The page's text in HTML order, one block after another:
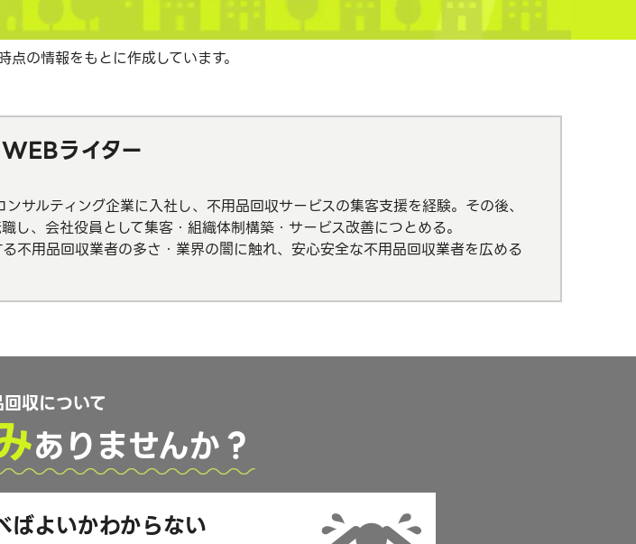
の情報をもとに作成しています。
ライター
サルティング企業に入社し、不用品回収サービスの集客支援を経験。その後、
し、会社役員として集客・組織体制構築・サービス改善につとめる。
不用品回収業者の多さ・業界の闇に触れ、安心安全な不用品回収業者を広める
収について
ありませんか？
ばよいかわからない